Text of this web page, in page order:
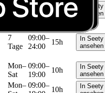
Mon–
Sat
09:00–
22:00
10h
In Seety
ansehen
7
Tage
09:00–
24:00
15h
In Seety
ansehen
Mon–
Sat
09:00–
19:00
10h
In Seety
ansehen
Mon– 09:00–
10h
In Seety